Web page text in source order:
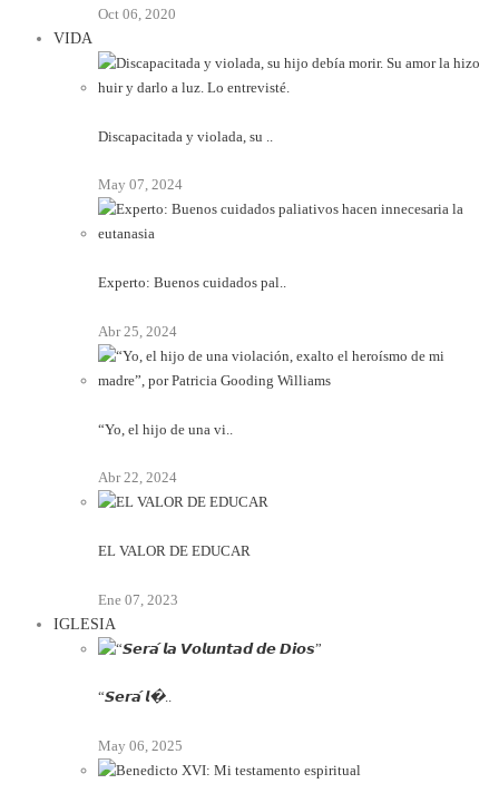
Oct 06, 2020
VIDA
Discapacitada y violada, su ..
May 07, 2024
Experto: Buenos cuidados pal..
Abr 25, 2024
“Yo, el hijo de una vi..
Abr 22, 2024
EL VALOR DE EDUCAR
Ene 07, 2023
IGLESIA
“𝙎𝙚𝙧𝙖́ 𝙡�..
May 06, 2025